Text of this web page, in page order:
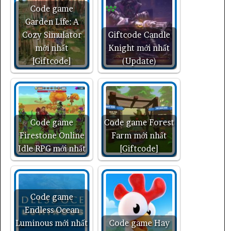
Code game
Garden Life: A
Cozy Simulator
mới nhất
[Giftcode]
Giftcode Candle
Knight mới nhất
(Update)
Code game
Firestone Online
Idle RPG mới nhất
Code game Forest
Farm mới nhất
[Giftcode]
Code game
Endless Ocean
Luminous mới nhất
Code game Hay